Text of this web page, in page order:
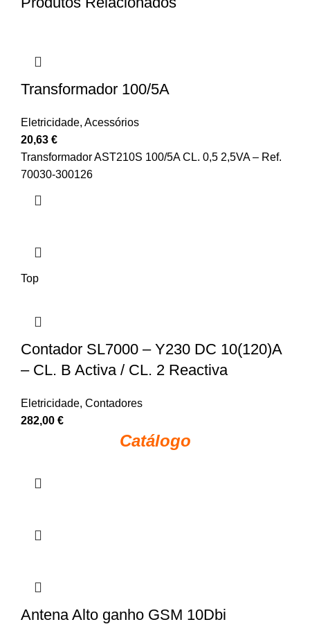
Transformador 100/5A
Eletricidade, Acessórios
20,63 €
Transformador AST210S 100/5A CL. 0,5 2,5VA – Ref.
70030-300126
Top
Contador SL7000 – Y230 DC 10(120)A
– CL. B Activa / CL. 2 Reactiva
Eletricidade, Contadores
282,00 €
Catálogo
Antena Alto ganho GSM 10Dbi